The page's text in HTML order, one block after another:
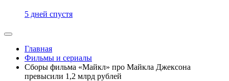
5 дней спустя
Главная
Фильмы и сериалы
Сборы фильма «Майкл» про Майкла Джексона
превысили 1,2 млрд рублей